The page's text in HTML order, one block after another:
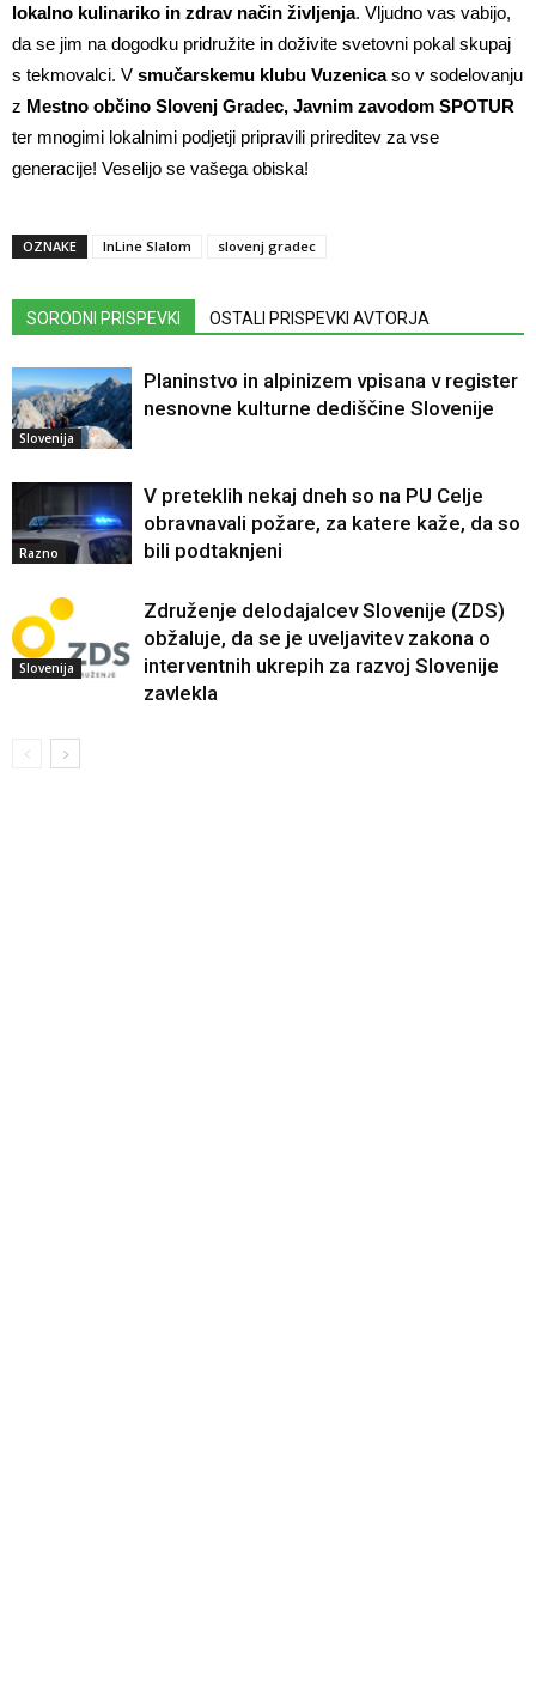
lokalno kulinariko in zdrav način življenja. Vljudno vas vabijo,
da se jim na dogodku pridružite in doživite svetovni pokal skupaj
s tekmovalci. V smučarskemu klubu Vuzenicaso v sodelovanju
z Mestno občino Slovenj Gradec, Javnim zavodom SPOTUR
ter mnogimi lokalnimi podjetji pripravili prireditev za vse
generacije! Veselijo se vašega obiska!
OZNAKE InLine Slalom slovenj gradec
SORODNI PRISPEVKI OSTALI PRISPEVKI AVTORJA
Slovenija
Planinstvo in alpinizem vpisana v register
nesnovne kulturne dediščine Slovenije
Razno
V preteklih nekaj dneh so na PU Celje
obravnavali požare, za katere kaže, da so
bili podtaknjeni
Slovenija
Združenje delodajalcev Slovenije (ZDS)
obžaluje, da se je uveljavitev zakona o
interventnih ukrepih za razvoj Slovenije
zavlekla